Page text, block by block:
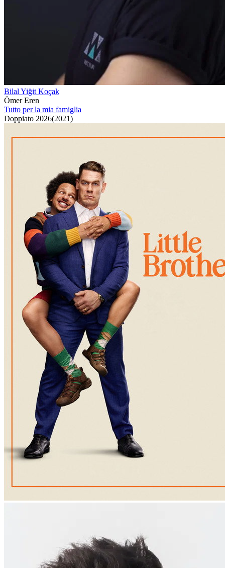
Bilal Yiğit Koçak
Ömer Eren
Tutto per la mia famiglia
Doppiato 2026(2021)